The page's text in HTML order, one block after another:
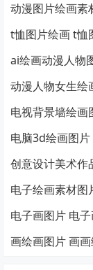
动漫图片绘画素
t恤图片绘画 t恤
ai绘画动漫人物
动漫人物女生绘
电视背景墙绘画
电脑3d绘画图
创意设计美术作
电子绘画素材图
电子画图片 电
画绘画图片 画